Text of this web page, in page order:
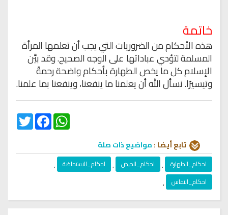
خاتمة
هذه الأحكام من الضروريات التي يجب أن تعلمها المرأة
المسلمة لتؤدي عباداتها على الوجه الصحيح. وقد بيَّن
الإسلام كل ما يخص الطهارة بأحكام واضحة رحمةً
وتيسيرًا. نسأل الله أن يعلمنا ما ينفعنا، وينفعنا بما علمنا.
Twitter
FacebookWhatsApp
تابع أيضا :مواضيع ذات صلة
احكام_الطهارة , احكام_الحيض , احكام_الاستحاضة ,
احكام_النفاس ,